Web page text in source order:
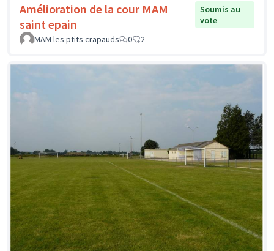
Amélioration de la cour MAM
saint epain
Soumis au
vote
MAM les ptits crapauds
0 2